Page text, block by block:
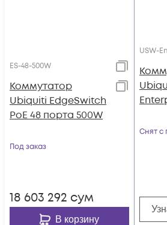
ES-48-500W
Коммутатор
Ubiquiti EdgeSwitch
PoE 48 порта 500W
Под заказ
18 603 292 сум
В корзину
USW-
Снят с